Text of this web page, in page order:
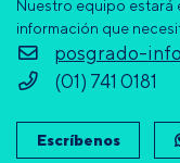
Nuestro equipo
información que
posgrado-
(01) 741 0181
Escríbenos